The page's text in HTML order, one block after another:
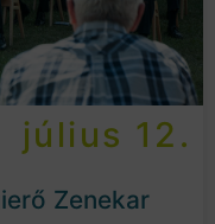
július 12.
Zenekar